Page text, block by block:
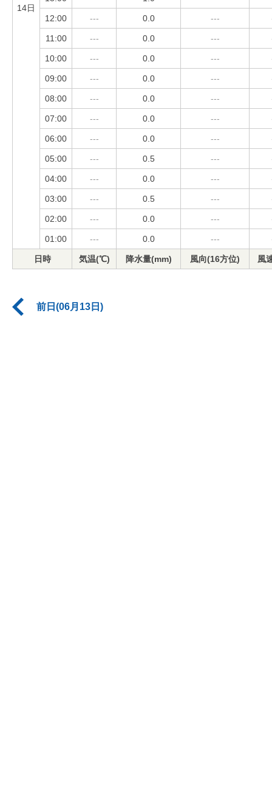
14日
12:00 --- 0.0 ---
11:00 --- 0.0 ---
10:00 --- 0.0 ---
09:00 --- 0.0 ---
08:00 --- 0.0 ---
07:00 --- 0.0 ---
06:00 --- 0.0 ---
05:00 --- 0.5 ---
04:00 --- 0.0 ---
03:00 --- 0.5 ---
02:00 --- 0.0 ---
01:00 --- 0.0 ---
日時 気温(℃) 降水量(mm) 風向(16方位) 風
前日(06月13日)